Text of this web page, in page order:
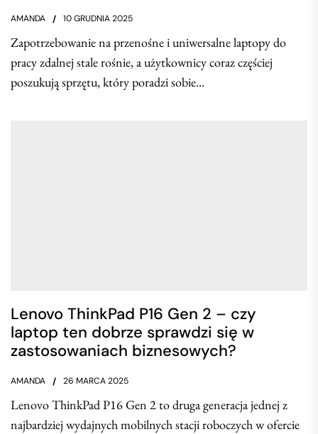
AMANDA 10 GRUDNIA 2025
Zapotrzebowanie na przenośne i uniwersalne laptopy do
pracy zdalnej stale rośnie, a użytkownicy coraz częściej
poszukują sprzętu, który poradzi sobie...
Lenovo ThinkPad P16 Gen 2 – czy
laptop ten dobrze sprawdzi się w
zastosowaniach biznesowych?
AMANDA 26 MARCA 2025
Lenovo ThinkPad P16 Gen 2 to druga generacja jednej z
najbardziej wydajnych mobilnych stacji roboczych w ofercie